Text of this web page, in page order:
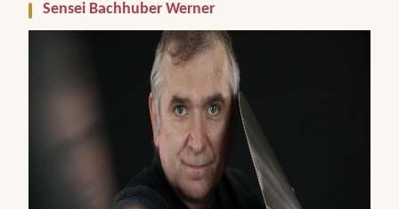
Sensei Bachhuber Werner